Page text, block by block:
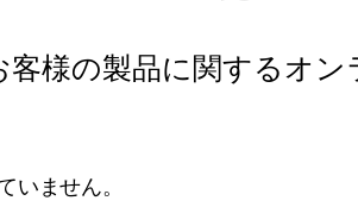
様の製品に関するオン
いません。